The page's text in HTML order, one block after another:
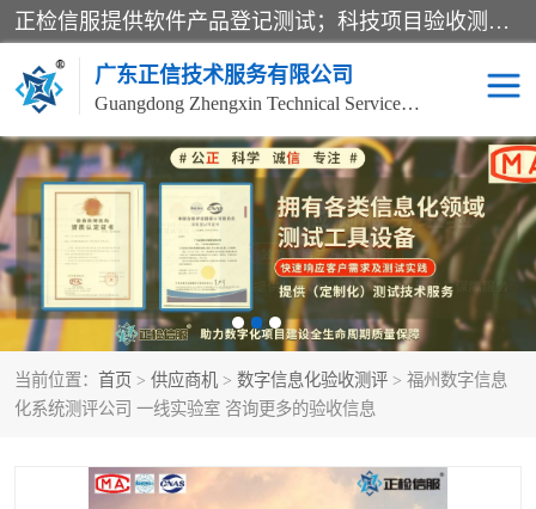
正检信服提供软件产品登记测试；科技项目验收测试；产品确认测试；功能测试；性能测试；安全测试；代码审计测试；漏洞扫描测试；渗透测试；风险评估测试；信息安全等级保护测评；双软认定；实验室建设质量体系建设；软件着作权、软件评测等服务。
广东正信技术服务有限公司
Guangdong Zhengxin Technical Service Co., Ltd
当前位置： 首页 > 供应商机 > 数字信息化验收测评 > 福州数字信息
化系统测评公司 一线实验室 咨询更多的验收信息
电子政务验收测评 数字信息化验收测评
应用软件系统测试 信息系统漏洞扫描
科技成果鉴定测试 软件产品登记测试
信息安全风险评估 系统性能效率测试